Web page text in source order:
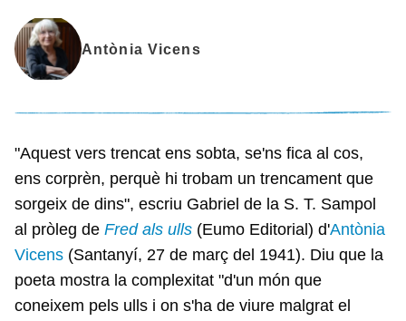
Antònia Vicens
"Aquest vers trencat ens sobta, se'ns fica al cos,
ens corprèn, perquè hi trobam un trencament que
sorgeix de dins", escriu Gabriel de la S. T. Sampol
al pròleg de Fred als ulls (Eumo Editorial) d'Antònia
Vicens (Santanyí, 27 de març del 1941). Diu que la
poeta mostra la complexitat "d'un món que
coneixem pels ulls i on s'ha de viure malgrat el